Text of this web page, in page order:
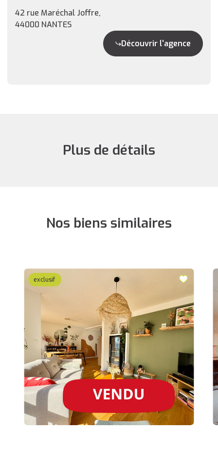
42 rue Maréchal Joffre,
44000 NANTES
Découvrir l'agence
Plus de détails
Nos biens similaires
exclusif